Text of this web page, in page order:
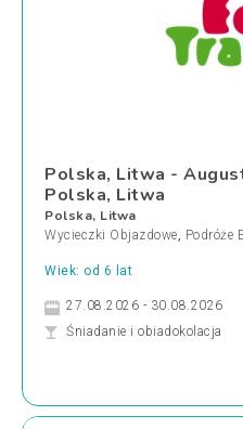
Polska, Litwa -
Polska, Litwa
Polska, Litwa
Wycieczki Objazdowe, Podróże
Wiek: od 6 lat
27.08.2026 - 30.08.2026
Śniadanie i obiadokolacja